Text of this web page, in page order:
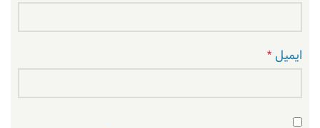
ایمیل *